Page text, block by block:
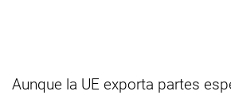
Aunque la UE exporta partes